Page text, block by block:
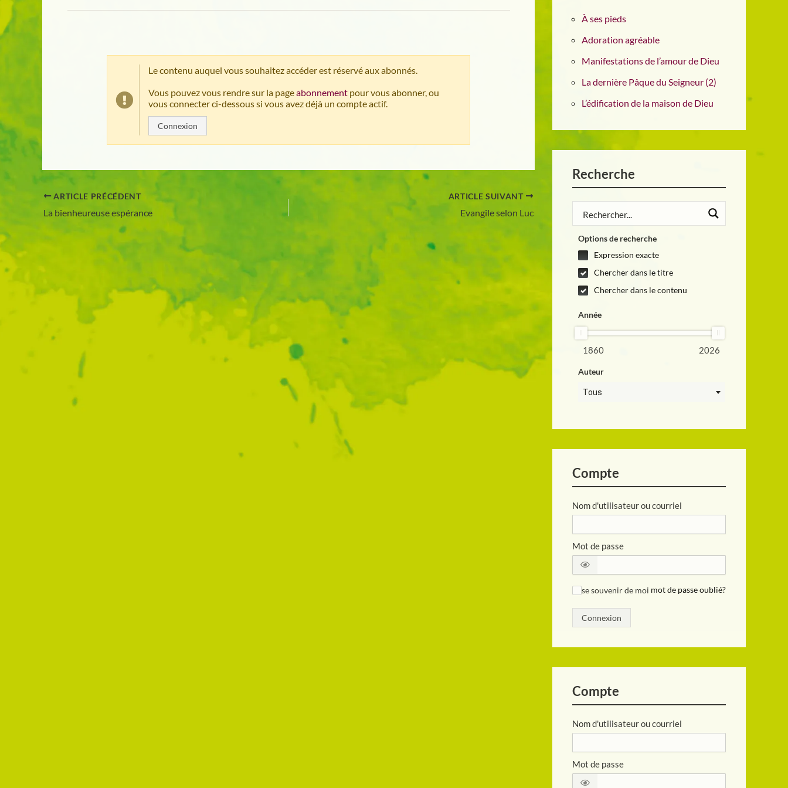
Le contenu auquel vous souhaitez accéder est réservé aux abonnés.
Vous pouvez vous rendre sur la pageabonnement pour vous abonner, ou
vous connecter ci-dessous si vous avez déjà un compte actif.
Connexion
ARTICLE PRÉCÉDENT
La bienheureuse espérance
ARTICLE SUIVANT
Evangile selon Luc
À ses pieds
Adoration agréable
Manifestations de l’amour de Dieu
La dernière Pâque du Seigneur (2)
L’édification de la maison de Dieu
Recherche
Options de recherche
Expression exacte
Chercher dans le titre
Chercher dans le contenu
Année
1860 2026
Auteur
Tous
Compte
Nom d'utilisateur ou courriel
Mot de passe
se souvenir de moi mot de passe oublié?
Connexion
Compte
Nom d'utilisateur ou courriel
Mot de passe